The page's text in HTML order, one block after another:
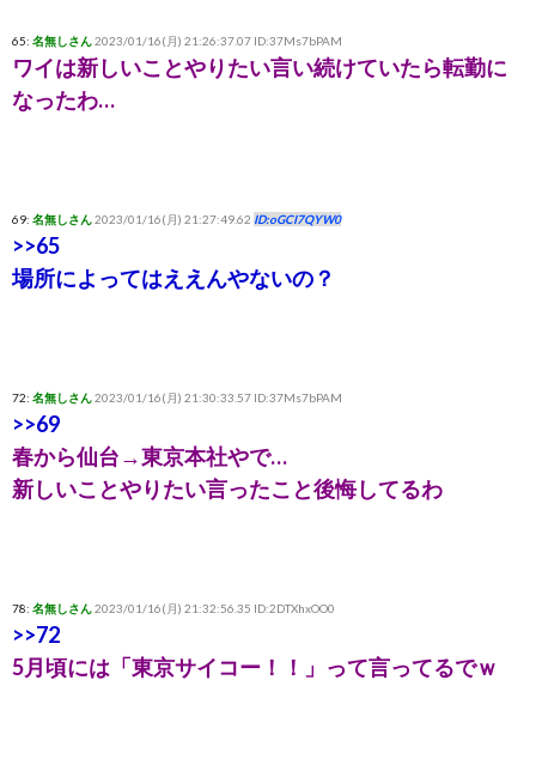
65: 名無しさん2023/01/16(月) 21:26:37.07 ID:37Ms7bPAM
ワイは新しいことやりたい言い続けていたら転勤に
なったわ…
69: 名無しさん2023/01/16(月) 21:27:49.62 ID:oGCI7QYW0
>>65
場所によってはええんやないの？
72: 名無しさん2023/01/16(月) 21:30:33.57 ID:37Ms7bPAM
>>69
春から仙台→東京本社やで…
新しいことやりたい言ったこと後悔してるわ
78: 名無しさん2023/01/16(月) 21:32:56.35 ID:2DTXhxOO0
>>72
5月頃には「東京サイコー！！」って言ってるでｗ